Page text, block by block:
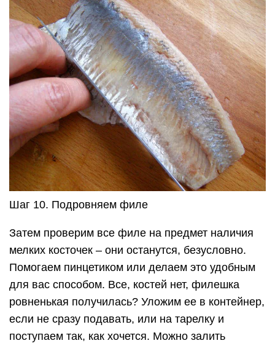
Шаг 10. Подровняем филе
Затем проверим все филе на предмет наличия
мелких косточек – они останутся, безусловно.
Помогаем пинцетиком или делаем это удобным
для вас способом. Все, костей нет, филешка
ровненькая получилась? Уложим ее в контейнер,
если не сразу подавать, или на тарелку и
поступаем так, как хочется. Можно залить